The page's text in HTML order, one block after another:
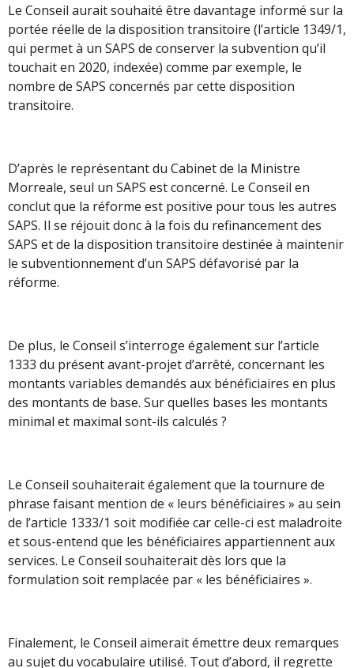
Le Conseil aurait souhaité être davantage informé sur la
portée réelle de la disposition transitoire (l’article 1349/1,
qui permet à un SAPS de conserver la subvention qu’il
touchait en 2020, indexée) comme par exemple, le
nombre de SAPS concernés par cette disposition
transitoire.
D’après le représentant du Cabinet de la Ministre
Morreale, seul un SAPS est concerné. Le Conseil en
conclut que la réforme est positive pour tous les autres
SAPS. Il se réjouit donc à la fois du refinancement des
SAPS et de la disposition transitoire destinée à maintenir
le subventionnement d’un SAPS défavorisé par la
réforme.
De plus, le Conseil s’interroge également sur l’article
1333 du présent avant-projet d’arrêté, concernant les
montants variables demandés aux bénéficiaires en plus
des montants de base. Sur quelles bases les montants
minimal et maximal sont-ils calculés ?
Le Conseil souhaiterait également que la tournure de
phrase faisant mention de « leurs bénéficiaires » au sein
de l’article 1333/1 soit modifiée car celle-ci est maladroite
et sous-entend que les bénéficiaires appartiennent aux
services. Le Conseil souhaiterait dès lors que la
formulation soit remplacée par « les bénéficiaires ».
Finalement, le Conseil aimerait émettre deux remarques
au sujet du vocabulaire utilisé. Tout d’abord, il regrette